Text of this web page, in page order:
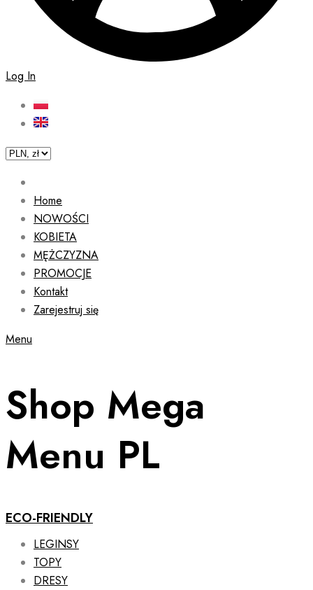
Log In
Home
NOWOŚCI
KOBIETA
MĘŻCZYZNA
PROMOCJE
Kontakt
Zarejestruj się
Menu
Shop Mega
Menu PL
ECO-FRIENDLY
LEGINSY
TOPY
DRESY